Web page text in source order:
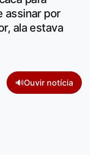
assinar por
ala estava
🔊Ouvir notícia